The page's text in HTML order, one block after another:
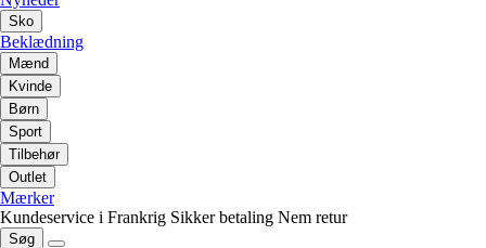
Sko
Beklædning
Mænd
Kvinde
Børn
Sport
Tilbehør
Outlet
Mærker
Kundeservice i Frankrig Sikker betaling Nem retur
Søg